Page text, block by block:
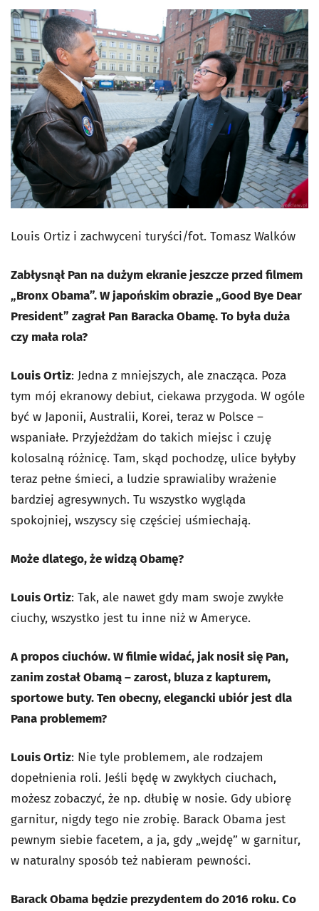
Louis Ortiz i zachwyceni turyści/fot. Tomasz Walków
Zabłysnął Pan na dużym ekranie jeszcze przed filmem
„Bronx Obama”. W japońskim obrazie „Good Bye Dear
President” zagrał Pan Baracka Obamę. To była duża
czy mała rola?
Louis Ortiz: Jedna z mniejszych, ale znacząca. Poza
tym mój ekranowy debiut, ciekawa przygoda. W ogóle
być w Japonii, Australii, Korei, teraz w Polsce –
wspaniałe. Przyjeżdżam do takich miejsc i czuję
kolosalną różnicę. Tam, skąd pochodzę, ulice byłyby
teraz pełne śmieci, a ludzie sprawialiby wrażenie
bardziej agresywnych. Tu wszystko wygląda
spokojniej, wszyscy się częściej uśmiechają.
Może dlatego, że widzą Obamę?
Louis Ortiz: Tak, ale nawet gdy mam swoje zwykłe
ciuchy, wszystko jest tu inne niż w Ameryce.
A propos ciuchów. W filmie widać, jak nosił się Pan,
zanim został Obamą – zarost, bluza z kapturem,
sportowe buty. Ten obecny, elegancki ubiór jest dla
Pana problemem?
Louis Ortiz: Nie tyle problemem, ale rodzajem
dopełnienia roli. Jeśli będę w zwykłych ciuchach,
możesz zobaczyć, że np. dłubię w nosie. Gdy ubiorę
garnitur, nigdy tego nie zrobię. Barack Obama jest
pewnym siebie facetem, a ja, gdy „wejdę” w garnitur,
w naturalny sposób też nabieram pewności.
Barack Obama będzie prezydentem do 2016 roku. Co